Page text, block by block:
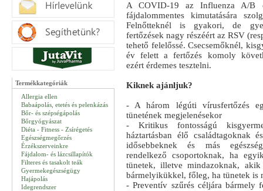
Termékkategóriák
Allergia ellen
Babaápolás, etetés és pelenkázás
Bőr- és szépségápolás
Bőrgyógyászat
Diéta - Fitness - Zsírégetés
Egészségmegőrzés
Érzékszerveinkre
Fájdalom- és lázcsillapítók
Filteres és tasakolt teák
Gyermekegészségügy
Hajápolás
Idegrendszer
A COVID-19 az Influenza A/B
fájdalommentes kimutatására
Felnőtteknél is gyakori, de
fertőzések nagy részéért az RSV
tehető felelőssé. Csecsemőknél,
év felett a fertőzés komoly
ezért érdemes tesztelni.
Kiknek ajánljuk?
- A három légúti vírusfertőzés
tünetének megjelenésekor
- Kritikus fontosságú
háztartásban élő családtagoknak
idősebbeknek és más
rendelkező csoportoknak, ha
tünetek, illetve mindazoknak, akik
bármelyikükkel, főleg, ha tünetek is
- Preventív szűrés céljára bármely